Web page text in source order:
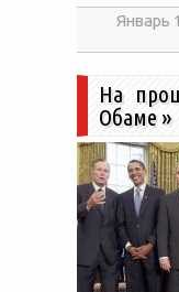
Январь
На
Обаме»